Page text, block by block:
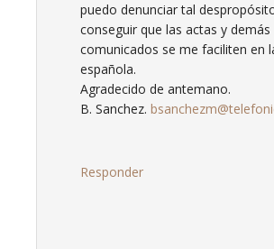
puedo denunciar tal
conseguir que las actas y demás
comunicados se me faciliten en
española.
Agradecido de antemano.
B. Sanchez.
Responder